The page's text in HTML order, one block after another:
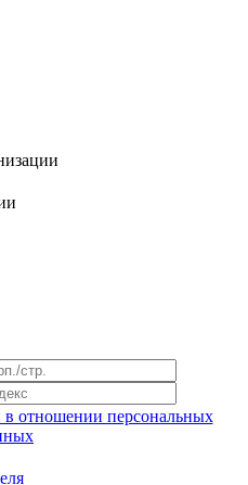
в отношении персональных